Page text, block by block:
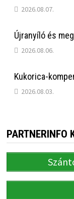
2026.08.07.
Újranyíló és
2026.08.06.
Kukorica-
2026.08.03.
PARTNERINFO